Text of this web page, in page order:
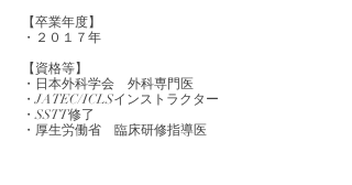
【卒業年度】
​・２０１７年
【資格等】
・日本外科学会 外科専門医
​・JATEC/ICLSインストラクター
・SSTT修了
​・厚生労働省 臨床研修指導医